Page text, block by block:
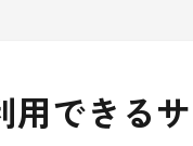
用できる